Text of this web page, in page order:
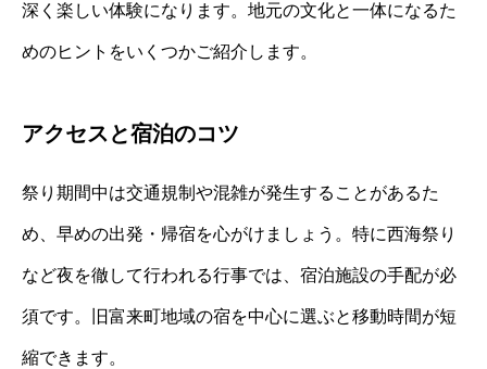
深く楽しい体験になります。地元の文化と一体になるた
めのヒントをいくつかご紹介します。
アクセスと宿泊のコツ
祭り期間中は交通規制や混雑が発生することがあるた
め、早めの出発・帰宿を心がけましょう。特に西海祭り
など夜を徹して行われる行事では、宿泊施設の手配が必
須です。旧富来町地域の宿を中心に選ぶと移動時間が短
縮できます。